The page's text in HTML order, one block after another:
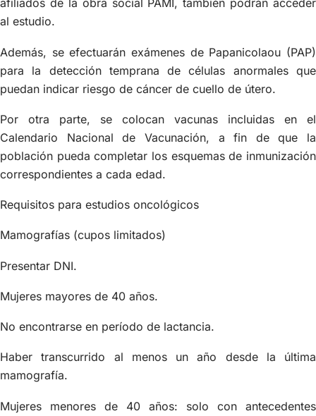
afiliados de la obra social PAMI, también podrán acceder
al estudio.
Además, se efectuarán exámenes de Papanicolaou (PAP)
para la detección temprana de células anormales que
puedan indicar riesgo de cáncer de cuello de útero.
Por otra parte, se colocan vacunas incluidas en el
Calendario Nacional de Vacunación, a fin de que la
población pueda completar los esquemas de inmunización
correspondientes a cada edad.
Requisitos para estudios oncológicos
Mamografías (cupos limitados)
Presentar DNI.
Mujeres mayores de 40 años.
No encontrarse en período de lactancia.
Haber transcurrido al menos un año desde la última
mamografía.
Mujeres menores de 40 años: solo con antecedentes